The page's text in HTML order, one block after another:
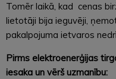
Tomēr laikā, kad cenas
lietotāji bija ieguvēji,
pakalpojuma ietvaros
Pirms elektroenerģijas
iesaka un vērš uzmanību: